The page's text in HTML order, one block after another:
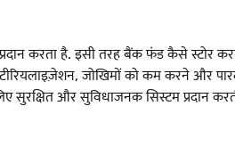
करता है. इसी तरह बैंक फंड कैसे स्टोर
जोखिमों को कम करने और
सुरक्षित और सुविधाजनक सिस्टम प्रदान